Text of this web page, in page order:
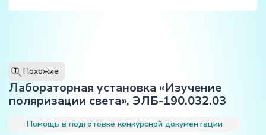
T Похожие
Лабораторная установка «Изучение
поляризации света», ЭЛБ-190.032.03
Помощь в подготовке конкурсной документации